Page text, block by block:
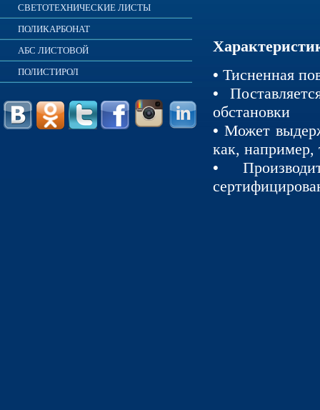
СВЕТОТЕХНИЧЕСКИЕ ЛИСТЫ
ПОЛИКАРБОНАТ
АБС ЛИСТОВОЙ
ПОЛИСТИРОЛ
• Тисненная
•
обстановки
• Может
как, например,
•